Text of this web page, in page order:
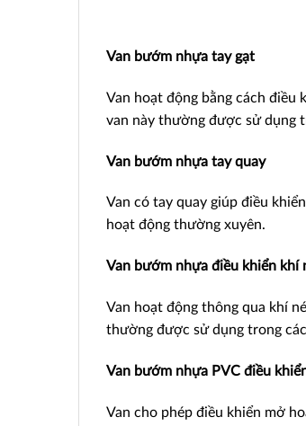
Van bướm nhựa tay gạt
Van hoạt động bằng cách điều
van này thường được sử dụng
Van bướm nhựa tay quay
Van có tay quay giúp điều
hoạt động thường xuyên.
Van bướm nhựa điều khiển khí
Van hoạt động thông qua khí
thường được sử dụng trong
Van bướm nhựa PVC điều
Van cho phép điều khiển mở